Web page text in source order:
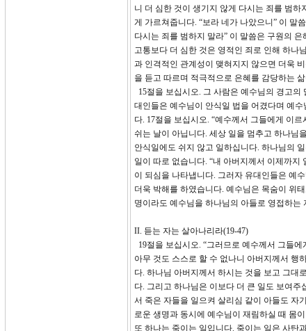
니 더 심한 것이 생기지 않게 다시는 죄를 범
게 가르쳐줍니다. “보라 네가 나았으니” 이 말
다시는 죄를 범하지 말라” 이 말씀은 구원의
고통보다 더 심한 것은 영적인 죄로 인해 하나
과 인격적인 관계성이 맺혀지지 않으면 더욱
을 듣고 따르며 적극적으로 은혜를 감당하는
15절을 보십시오. 그 사람은 예수님의 경고
대인들은 예수님이 안식일 법을 어겼다며 예
다. 17절을 보십시오. “예수께서 그들에게 이
쉬는 날이 아닙니다. 세상 일을 멈추고 하나님
안식일에도 쉬지 않고 일하십니다. 하나님의
일이 따로 없습니다. “내 아버지께서 이제까
이 되심을 나타냅니다. 그러자 유대인들은 예
더욱 박해를 하였습니다. 예수님은 목숨이 위
명이라도 예수님을 하나님의 아들로 영접하
II. 듣는 자는 살아나리라(19-47)
19절을 보십시오. “그러므로 예수께서 그들
아무 것도 스스로 할 수 없나니 아버지께서 행
다. 하나님 아버지께서 하시는 것을 보고 그대
다. 그리고 하나님은 이보다 더 큰 일도 보여주
서 죽은 자들을 일으켜 살리심 같이 아들도 자
로운 생명과 동시에 예수님이 재림하실 때 몸
또 하나는 죽이는 일입니다. 죽이는 일은 사탄